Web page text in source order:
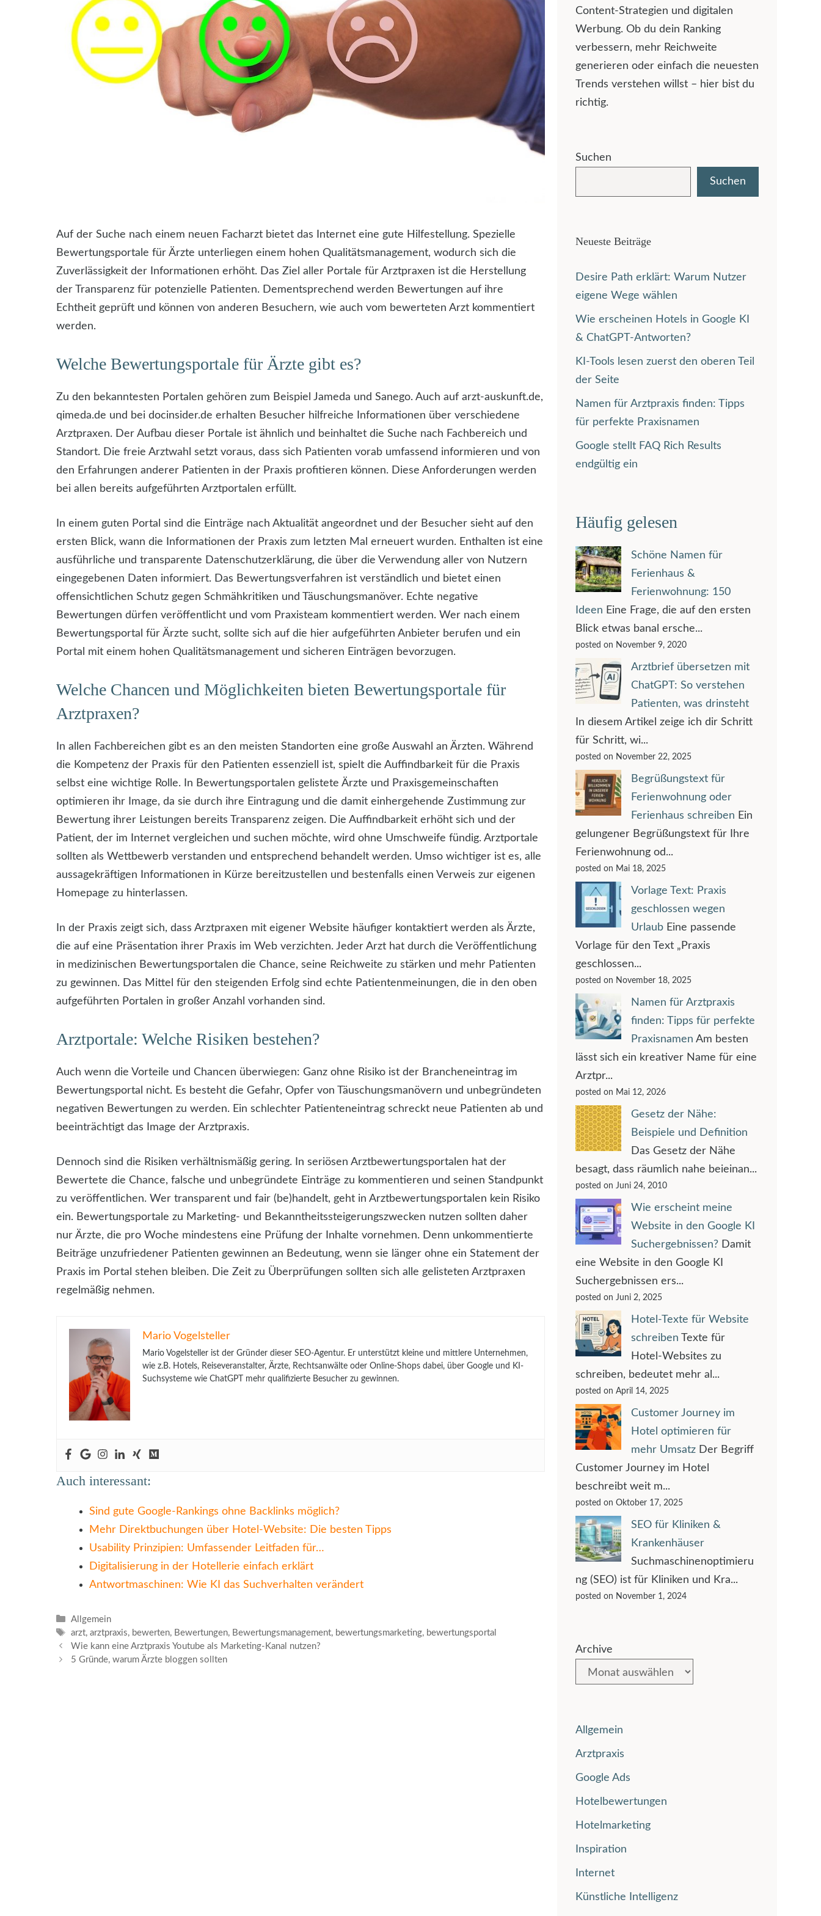
Auf der Suche nach einem neuen Facharzt bietet das Internet eine gute Hilfestellung. Spezielle
Bewertungsportale für Ärzte unterliegen einem hohen Qualitätsmanagement, wodurch sich die
Zuverlässigkeit der Informationen erhöht. Das Ziel aller Portale für Arztpraxen ist die Herstellung
der Transparenz für potenzielle Patienten. Dementsprechend werden Bewertungen auf ihre
Echtheit geprüft und können von anderen Besuchern, wie auch vom bewerteten Arzt kommentiert
werden.
Welche Bewertungsportale für Ärzte gibt es?
Zu den bekanntesten Portalen gehören zum Beispiel Jameda und Sanego. Auch auf arzt-auskunft.de,
qimeda.de und bei docinsider.de erhalten Besucher hilfreiche Informationen über verschiedene
Arztpraxen. Der Aufbau dieser Portale ist ähnlich und beinhaltet die Suche nach Fachbereich und
Standort. Die freie Arztwahl setzt voraus, dass sich Patienten vorab umfassend informieren und von
den Erfahrungen anderer Patienten in der Praxis profitieren können. Diese Anforderungen werden
bei allen bereits aufgeführten Arztportalen erfüllt.
In einem guten Portal sind die Einträge nach Aktualität angeordnet und der Besucher sieht auf den
ersten Blick, wann die Informationen der Praxis zum letzten Mal erneuert wurden. Enthalten ist eine
ausführliche und transparente Datenschutzerklärung, die über die Verwendung aller von Nutzern
eingegebenen Daten informiert. Das Bewertungsverfahren ist verständlich und bietet einen
offensichtlichen Schutz gegen Schmähkritiken und Täuschungsmanöver. Echte negative
Bewertungen dürfen veröffentlicht und vom Praxisteam kommentiert werden. Wer nach einem
Bewertungsportal für Ärzte sucht, sollte sich auf die hier aufgeführten Anbieter berufen und ein
Portal mit einem hohen Qualitätsmanagement und sicheren Einträgen bevorzugen.
Welche Chancen und Möglichkeiten bieten Bewertungsportale für
Arztpraxen?
In allen Fachbereichen gibt es an den meisten Standorten eine große Auswahl an Ärzten. Während
die Kompetenz der Praxis für den Patienten essenziell ist, spielt die Auffindbarkeit für die Praxis
selbst eine wichtige Rolle. In Bewertungsportalen gelistete Ärzte und Praxisgemeinschaften
optimieren ihr Image, da sie durch ihre Eintragung und die damit einhergehende Zustimmung zur
Bewertung ihrer Leistungen bereits Transparenz zeigen. Die Auffindbarkeit erhöht sich und der
Patient, der im Internet vergleichen und suchen möchte, wird ohne Umschweife fündig. Arztportale
sollten als Wettbewerb verstanden und entsprechend behandelt werden. Umso wichtiger ist es, alle
aussagekräftigen Informationen in Kürze bereitzustellen und bestenfalls einen Verweis zur eigenen
Homepage zu hinterlassen.
In der Praxis zeigt sich, dass Arztpraxen mit eigener Website häufiger kontaktiert werden als Ärzte,
die auf eine Präsentation ihrer Praxis im Web verzichten. Jeder Arzt hat durch die Veröffentlichung
in medizinischen Bewertungsportalen die Chance, seine Reichweite zu stärken und mehr Patienten
zu gewinnen. Das Mittel für den steigenden Erfolg sind echte Patientenmeinungen, die in den oben
aufgeführten Portalen in großer Anzahl vorhanden sind.
Arztportale: Welche Risiken bestehen?
Auch wenn die Vorteile und Chancen überwiegen: Ganz ohne Risiko ist der Brancheneintrag im
Bewertungsportal nicht. Es besteht die Gefahr, Opfer von Täuschungsmanövern und unbegründeten
negativen Bewertungen zu werden. Ein schlechter Patienteneintrag schreckt neue Patienten ab und
beeinträchtigt das Image der Arztpraxis.
Dennoch sind die Risiken verhältnismäßig gering. In seriösen Arztbewertungsportalen hat der
Bewertete die Chance, falsche und unbegründete Einträge zu kommentieren und seinen Standpunkt
zu veröffentlichen. Wer transparent und fair (be)handelt, geht in Arztbewertungsportalen kein Risiko
ein. Bewertungsportale zu Marketing- und Bekanntheitssteigerungszwecken nutzen sollten daher
nur Ärzte, die pro Woche mindestens eine Prüfung der Inhalte vornehmen. Denn unkommentierte
Beiträge unzufriedener Patienten gewinnen an Bedeutung, wenn sie länger ohne ein Statement der
Praxis im Portal stehen bleiben. Die Zeit zu Überprüfungen sollten sich alle gelisteten Arztpraxen
regelmäßig nehmen.
Mario Vogelsteller
Mario Vogelsteller ist der Gründer dieser SEO-Agentur. Er unterstützt kleine und mittlere Unternehmen,
wie z.B. Hotels, Reiseveranstalter, Ärzte, Rechtsanwälte oder Online-Shops dabei, über Google und KI-
Suchsysteme wie ChatGPT mehr qualifizierte Besucher zu gewinnen.
Auch interessant:
Sind gute Google-Rankings ohne Backlinks möglich?
Mehr Direktbuchungen über Hotel-Website: Die besten Tipps
Usability Prinzipien: Umfassender Leitfaden für…
Digitalisierung in der Hotellerie einfach erklärt
Antwortmaschinen: Wie KI das Suchverhalten verändert
Kategorien
Allgemein
Schlagwörter
arzt,arztpraxis, bewerten, Bewertungen, Bewertungsmanagement, bewertungsmarketing, bewertungsportal
Wie kann eine Arztpraxis Youtube als Marketing-Kanal nutzen?
5 Gründe, warum Ärzte bloggen sollten
Content-Strategien und digitalen
Werbung. Ob du dein Ranking
verbessern, mehr Reichweite
generieren oder einfach die neuesten
Trends verstehen willst – hier bist du
richtig.
Suchen
Suchen
Neueste Beiträge
Desire Path erklärt: Warum Nutzer
eigene Wege wählen
Wie erscheinen Hotels in Google KI
& ChatGPT-Antworten?
KI-Tools lesen zuerst den oberen Teil
der Seite
Namen für Arztpraxis finden: Tipps
für perfekte Praxisnamen
Google stellt FAQ Rich Results
endgültig ein
Häufig gelesen
Schöne Namen für
Ferienhaus &
Ferienwohnung: 150
Ideen Eine Frage, die auf den ersten
Blick etwas banal ersche...
posted on November 9, 2020
Arztbrief übersetzen mit
ChatGPT: So verstehen
Patienten, was drinsteht
In diesem Artikel zeige ich dir Schritt
für Schritt, wi...
posted on November 22, 2025
Begrüßungstext für
Ferienwohnung oder
Ferienhaus schreiben Ein
gelungener Begrüßungstext für Ihre
Ferienwohnung od...
posted on Mai 18, 2025
Vorlage Text: Praxis
geschlossen wegen
Urlaub Eine passende
Vorlage für den Text „Praxis
geschlossen...
posted on November 18, 2025
Namen für Arztpraxis
finden: Tipps für perfekte
Praxisnamen Am besten
lässt sich ein kreativer Name für eine
Arztpr...
posted on Mai 12, 2026
Gesetz der Nähe:
Beispiele und Definition
Das Gesetz der Nähe
besagt, dass räumlich nahe beieinan...
posted on Juni 24, 2010
Wie erscheint meine
Website in den Google KI
Suchergebnissen? Damit
eine Website in den Google KI
Suchergebnissen ers...
posted on Juni 2, 2025
Hotel-Texte für Website
schreiben Texte für
Hotel-Websites zu
schreiben, bedeutet mehr al...
posted on April 14, 2025
Customer Journey im
Hotel optimieren für
mehr Umsatz Der Begriff
Customer Journey im Hotel
beschreibt weit m...
posted on Oktober 17, 2025
SEO für Kliniken &
Krankenhäuser
Suchmaschinenoptimieru
ng (SEO) ist für Kliniken und Kra...
posted on November 1, 2024
Archive
Allgemein
Arztpraxis
Google Ads
Hotelbewertungen
Hotelmarketing
Inspiration
Internet
Künstliche Intelligenz